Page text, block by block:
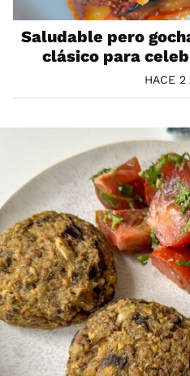
Saludable pero
clásico para
HACE 2